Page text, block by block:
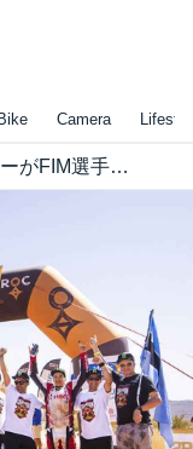
Camera
インドのヒーローがFIM選手権獲得!! 今後もこの流れは加速する？ Lawrenceが選ぶ2024年10大ニュース：1